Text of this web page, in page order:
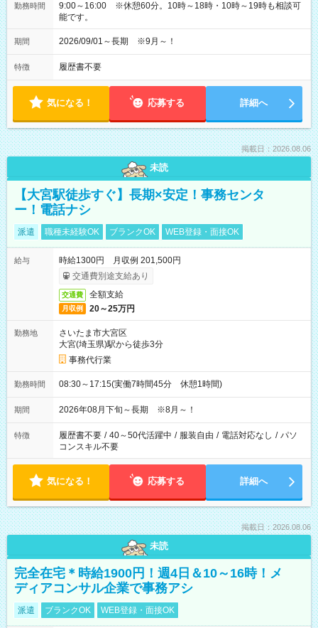
勤務時間
9:00～16:00 ※休憩60分。10時～18時・10時～19時も相談可
能です。
期間 2026/09/01～長期 ※9月～！
特徴 履歴書不要
気になる！ 応募する 詳細へ
掲載日：2026.08.06
未読
【大宮駅徒歩すぐ】長期×安定！事務センタ
ー！電話ナシ
派遣 職種未経験OK ブランクOK WEB登録・面接OK
給与
時給1300円 月収例 201,500円
交通費別途支給あり
交通費 全額支給
月収例 20～25万円
勤務地
さいたま市大宮区
大宮(埼玉県)駅から徒歩3分
事務代行業
勤務時間 08:30～17:15(実働7時間45分 休憩1時間)
期間 2026年08月下旬～長期 ※8月～！
特徴 履歴書不要 / 40～50代活躍中 / 服装自由 / 電話対応なし / パソ
コンスキル不要
気になる！ 応募する 詳細へ
掲載日：2026.08.06
未読
完全在宅＊時給1900円！週4日＆10～16時！メ
ディアコンサル企業で事務アシ
派遣 ブランクOK WEB登録・面接OK